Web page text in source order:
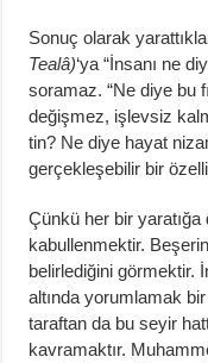
Sonuç olarak
Tealâ)‘ya “İnsanı ne
soramaz. “Ne diye bu
değişmez, işlevsiz
tin? Ne diye hayat
gerçekleşebilir bir
Çünkü her bir yaratığa
kabullenmektir.
belirlediğini görmektir.
altında yorumlamak
taraf­tan da bu seyir
kavramaktır.